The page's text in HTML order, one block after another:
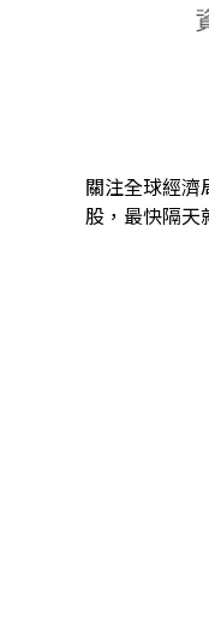
關注全球經
股，最快隔天